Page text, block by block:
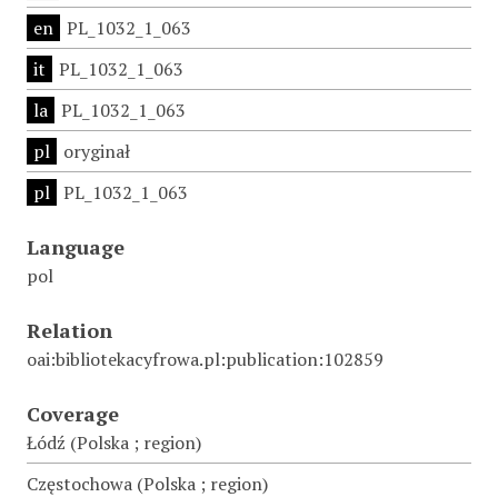
en PL_1032_1_063
it PL_1032_1_063
la PL_1032_1_063
pl oryginał
pl PL_1032_1_063
Language
pol
Relation
oai:bibliotekacyfrowa.pl:publication:102859
Coverage
Łódź (Polska ; region)
Częstochowa (Polska ; region)